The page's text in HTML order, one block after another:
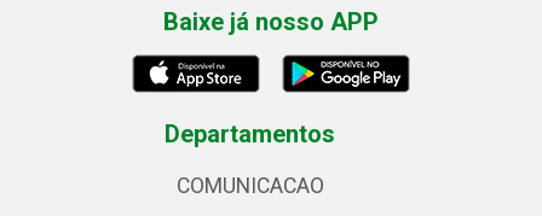
Baixe já nosso APP
Departamentos
COMUNICACAO